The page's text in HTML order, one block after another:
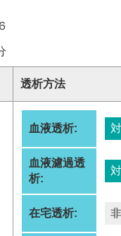
透析方法
血液透析:
血液濾過透
析:
在宅透析: